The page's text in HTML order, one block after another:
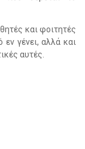
και φοιτητές
εν γένει, αλλά και
αυτές.